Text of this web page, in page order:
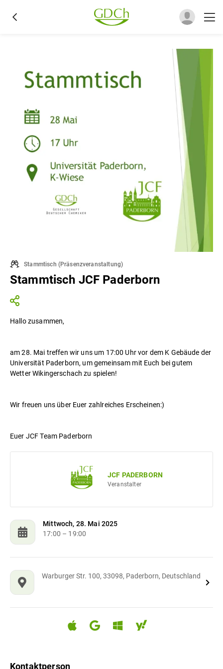
Stammtisch (Präsenzveranstaltung)
Stammtisch JCF Paderborn
Hallo zusammen,
am 28. Mai treffen wir uns um 17:00 Uhr vor dem K Gebäude der
Universität Paderborn, um gemeinsam mit Euch bei gutem
Wetter Wikingerschach zu spielen!
Wir freuen uns über Euer zahlreiches Erscheinen:)
Euer JCF Team Paderborn
Veranstalter
JCF PADERBORN
Mittwoch, 28. Mai 2025
17:00 – 19:00
Warburger Str. 100, 33098, Paderborn, Deutschland
Kontaktperson